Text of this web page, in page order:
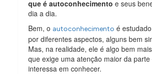
que é autoconhecimento e seus
dia a dia.
Bem, o autoconhecimento é
por diferentes aspectos, alguns bem
Mas, na realidade, ele é algo bem
que exige uma atenção maior da
interessa em conhecer.